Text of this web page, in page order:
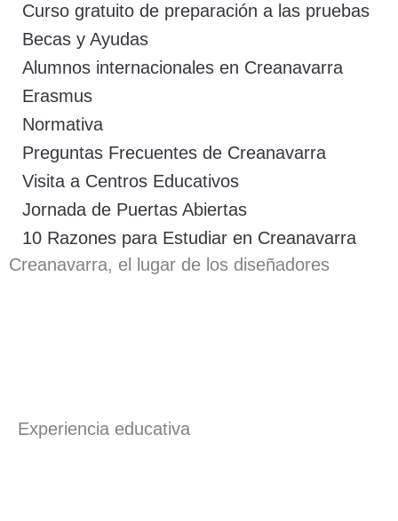
Curso gratuito de preparación a las pruebas
Becas y Ayudas
Alumnos internacionales en Creanavarra
Erasmus
Normativa
Preguntas Frecuentes de Creanavarra
Visita a Centros Educativos
Jornada de Puertas Abiertas
10 Razones para Estudiar en Creanavarra
Creanavarra, el lugar de los diseñadores
Experiencia educativa